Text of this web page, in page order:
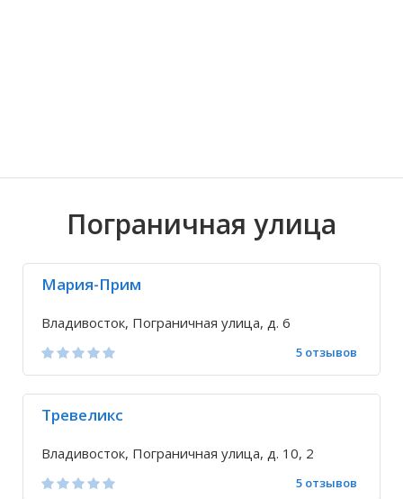
Пограничная улица
Мария-Прим
Владивосток, Пограничная улица, д. 6
5 отзывов
Тревеликс
Владивосток, Пограничная улица, д. 10, 2
5 отзывов